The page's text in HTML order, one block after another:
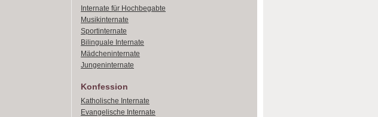
Internate für Hochbegabte
Musikinternate
Sportinternate
Bilinguale Internate
Mädcheninternate
Jungeninternate
Konfession
Katholische Internate
Evangelische Internate